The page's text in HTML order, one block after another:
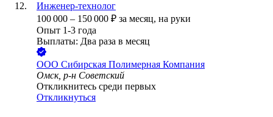
Инженер-технолог
100 000 – 150 000 ₽ за месяц, на руки
Опыт 1-3 года
Выплаты: Два раза в месяц
ООО Сибирская Полимерная Компания
Омск, р-н Советский
Откликнитесь среди первых
Откликнуться